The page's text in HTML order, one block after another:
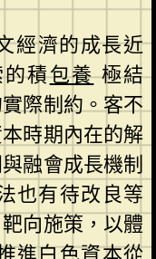
經濟的成長近
積包養極結
際制約。客不
時期內在的解
融會成長機制
也有待改良等
向施策，以體